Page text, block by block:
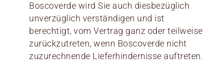
Boscoverde wird Sie auch diesbezüglich
unverzüglich verständigen und ist
berechtigt, vom Vertrag ganz oder teilweise
zurückzutreten, wenn Boscoverde nicht
zuzurechnende Lieferhindernisse auftreten.